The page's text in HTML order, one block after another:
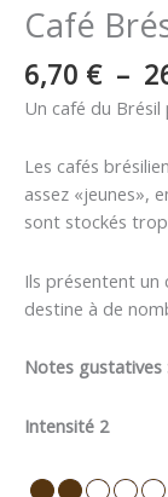
Café
6,70 € –
Un café du
Les cafés
assez «jeunes»,
sont stockés
Ils présentent un
destine à de
Notes gustatives
Intensité 2